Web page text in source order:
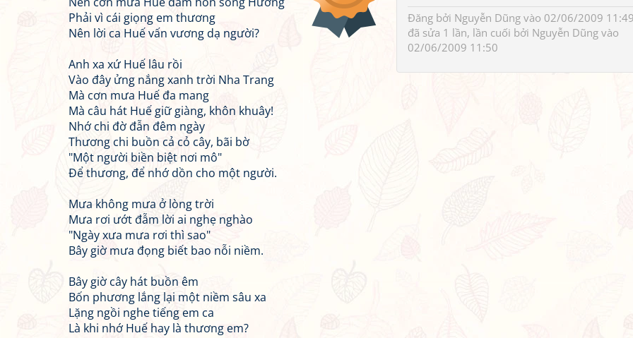
Đăng bởi Nguyễn Dũng vào 02/06/2009
đã sửa 1 lần, lần cuối bởi Nguyễn Dũng vào
02/06/2009 11:50
Phải vì cái giọng em thương
Nên lời ca Huế vấn vương dạ người?
Anh xa xứ Huế lâu rồi
Vào đây ửng nắng xanh trời Nha Trang
Mà cơn mưa Huế đa mang
Mà câu hát Huế giữ giàng, khôn khuây!
Nhớ chi đờ đẫn đêm ngày
Thương chi buồn cả cỏ cây, bãi bờ
"Một người biền biệt nơi mô"
Để thương, để nhớ dồn cho một người.
Mưa không mưa ở lòng trời
Mưa rơi ướt đẫm lời ai nghẹ nghào
"Ngày xưa mưa rơi thì sao"
Bây giờ mưa đọng biết bao nỗi niềm.
Bây giờ cây hát buồn êm
Bốn phương lắng lại một niềm sâu xa
Lặng ngồi nghe tiếng em ca
Là khi nhớ Huế hay là thương em?